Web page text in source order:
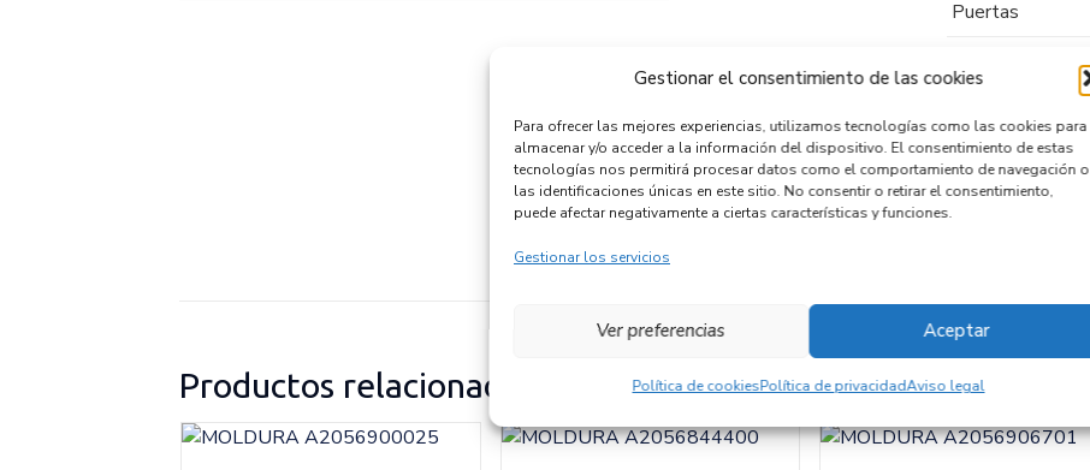
Gestionar el consentimiento de las cookies
Para ofrecer las mejores experiencias, utilizamos tecnologías como las cookies para
almacenar y/o acceder a la información del dispositivo. El consentimiento de estas
tecnologías nos permitirá procesar datos como el comportamiento de navegación o
las identificaciones únicas en este sitio. No consentir o retirar el consentimiento,
puede afectar negativamente a ciertas características y funciones.
Gestionar los servicios
Aceptar
Ver preferencias
Política de cookiesPolítica de privacidadAviso legal
Puertas
combustible
Código motor
Código cambio
Productos relacionados